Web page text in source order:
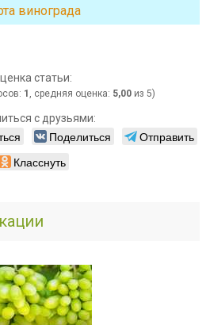
винограда
статьи:
1 , средняя оценка: 5,00 из 5)
с друзьями:
Поделиться
Отправить
Класснуть